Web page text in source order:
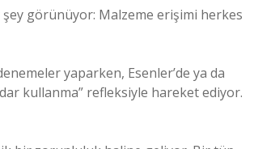
şey görünüyor: Malzeme erişimi herkes
yaparken, Esenler’de ya da
kullanma” refleksiyle hareket ediyor.